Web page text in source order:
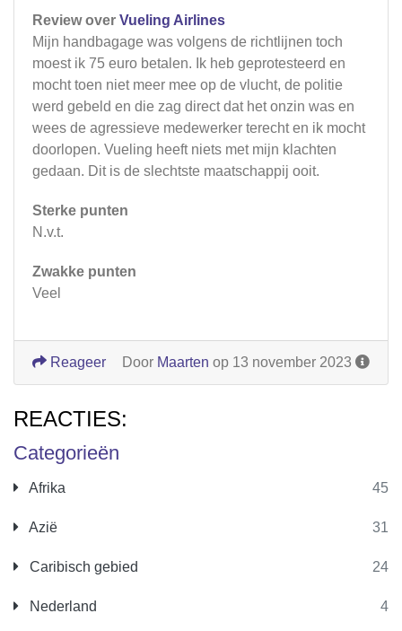
Categorieën
Afrika 45
Azië 31
Caribisch gebied 24
Nederland 4
Review over Vueling Airlines
Mijn handbagage was volgens de richtlijnen toch
moest ik 75 euro betalen. Ik heb geprotesteerd en
mocht toen niet meer mee op de vlucht, de politie
werd gebeld en die zag direct dat het onzin was en
wees de agressieve medewerker terecht en ik mocht
doorlopen. Vueling heeft niets met mijn klachten
gedaan. Dit is de slechtste maatschappij ooit.
Sterke punten
N.v.t.
Zwakke punten
Veel
Door Maarten op 13 november 2023
Reageer
REACTIES: